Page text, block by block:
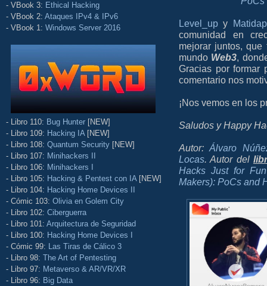
- VBook 3: Ethical Hacking
- VBook 2: Ataques IPv4 & IPv6
- VBook 1: Windows Server 2016
- Libro 110: Bug Hunter [NEW]
- Libro 109: Hacking IA [NEW]
- Libro 108: Quantum Security [NEW]
- Libro 107: Minihackers II
- Libro 106: Minihackers I
- Libro 105: Hacking & Pentest con IA [NEW]
- Libro 104: Hacking Home Devices II
- Cómic 103: Olivia en Golem City
- Libro 102: Ciberguerra
- Libro 101: Arquitectura de Seguridad
- Libro 100: Hacking Home Devices I
- Cómic 99: Las Tiras de Cálico 3
- Libro 98: The Art of Pentesting
- Libro 97: Metaverso & AR/VR/XR
- Libro 96: Big Data
Level_up y
comunidad en
mejorar juntos,
mundo Web3,
Gracias por formar
comentario nos
¡Nos vemos en los
Saludos y Happy
Autor:Álvaro
Locas. Autor del
Hacks Just for Fun
Makers): PoCs and